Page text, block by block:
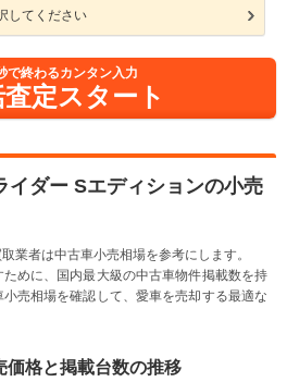
してください
で終わるカンタン入力
定スタート
イダー Sエディションの小売
業者は中古車小売相場を参考にします。
めに、国内最大級の中古車物件掲載数を持
売相場を確認して、愛車を売却する最適な
価格と掲載台数の推移